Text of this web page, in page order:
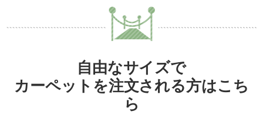
自由なサイズで
カーペットを注文される方はこち
ら